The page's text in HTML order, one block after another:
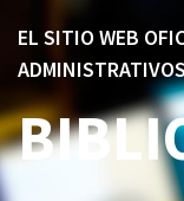
EL SITIO WEB